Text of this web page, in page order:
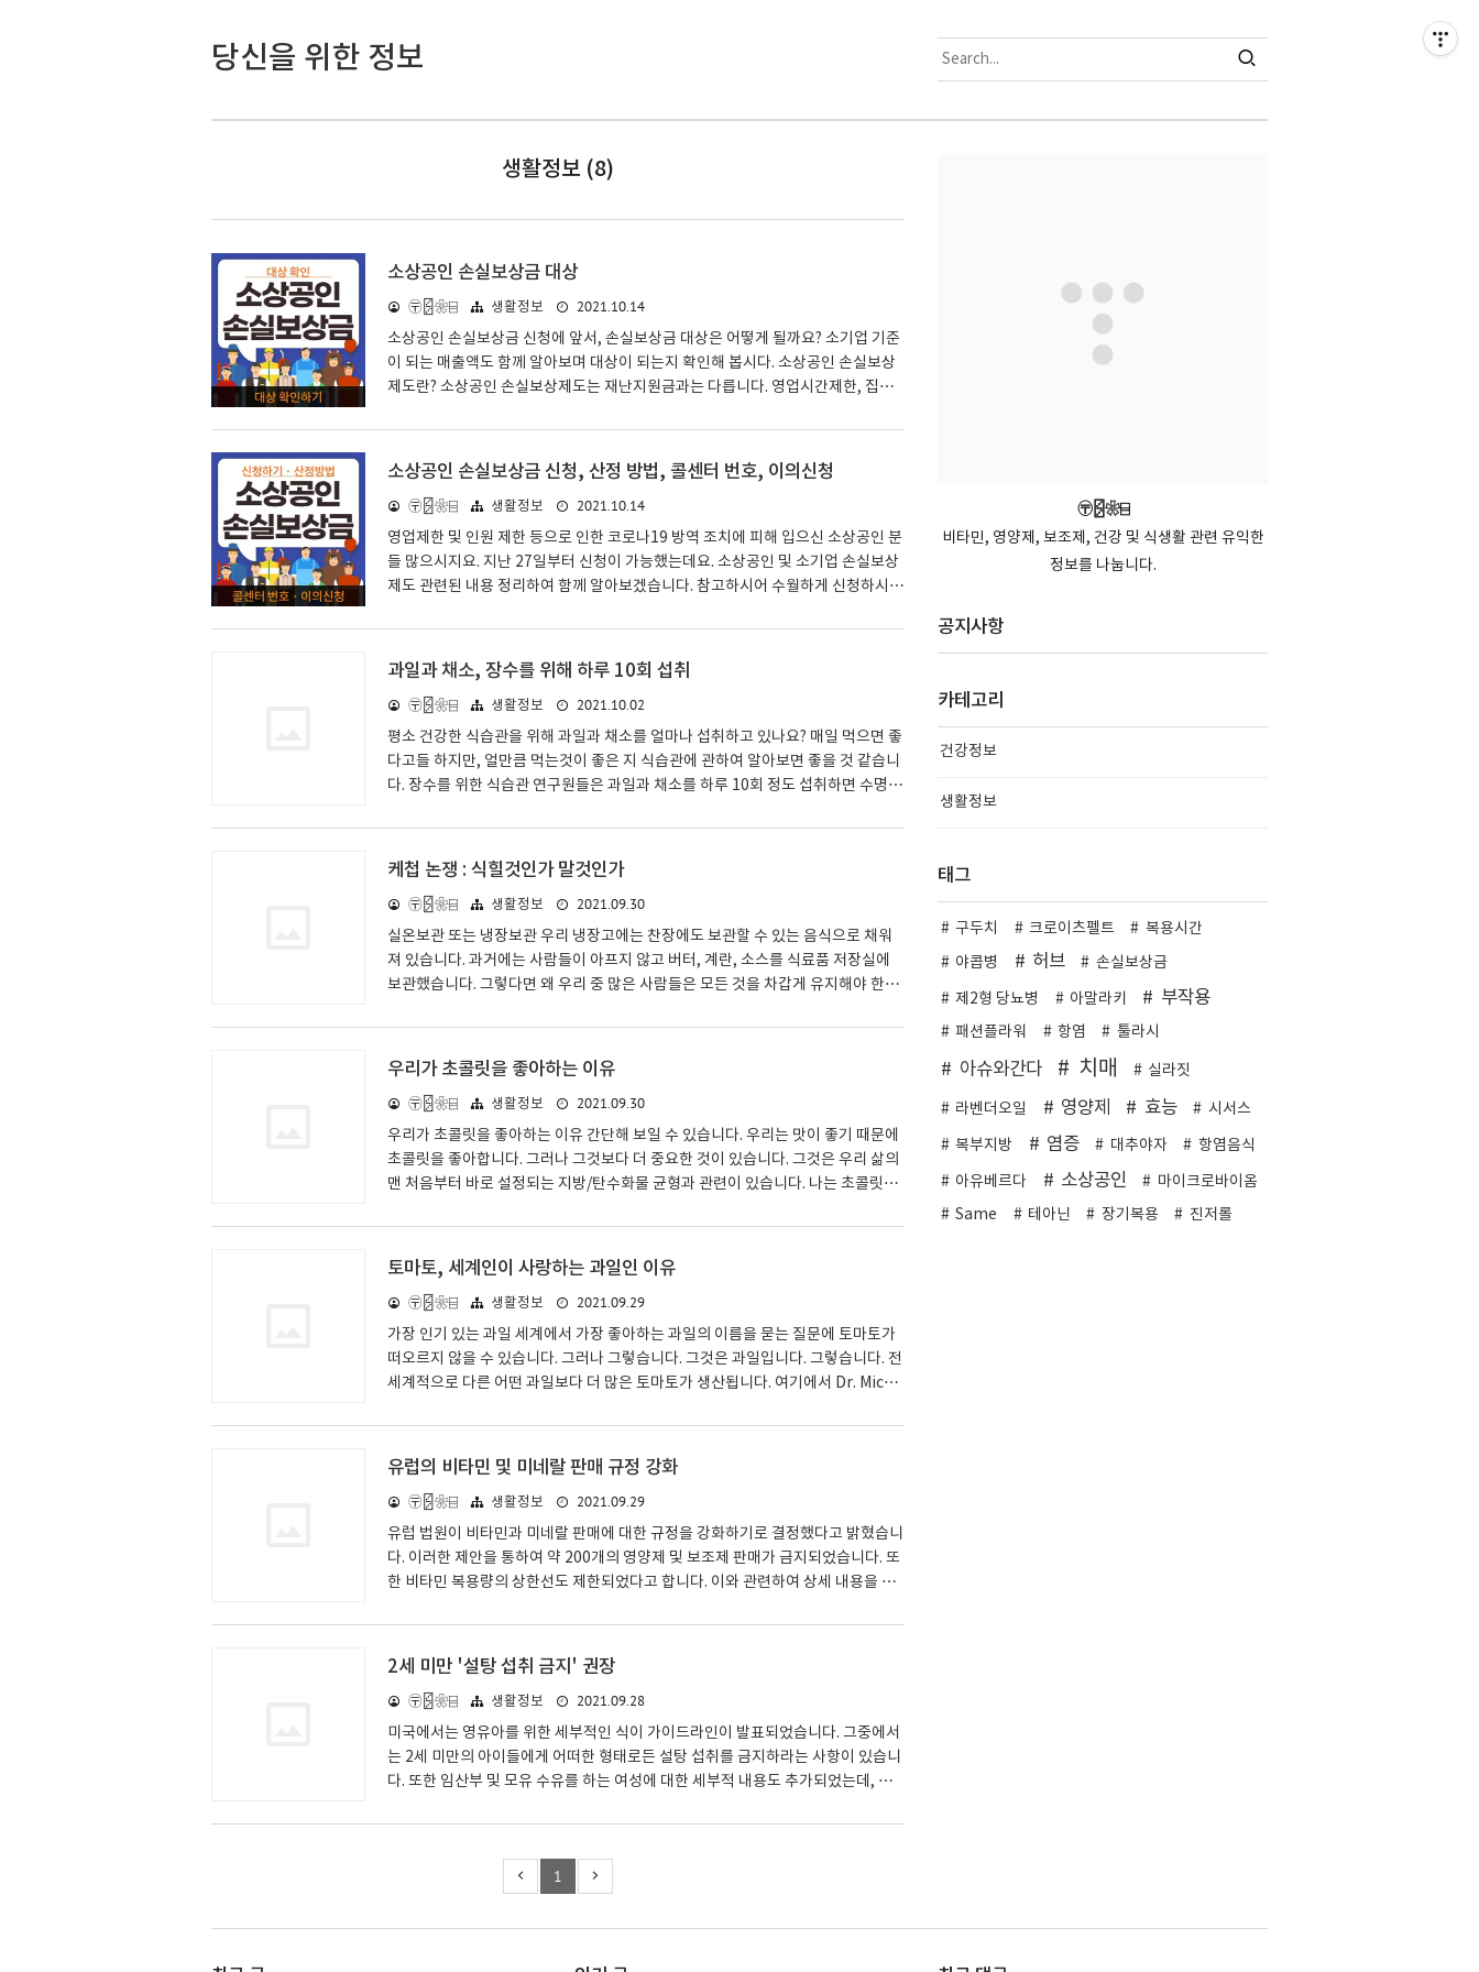
당신을 위한 정보
생활정보 (8)
소상공인 손실보상금 대상
〶🁻❀⌸ 생활정보
2021.10.14
소상공인 손실보상금 신청에 앞서, 손실보상금 대상은 어떻게 될까요? 소기업 기준
이 되는 매출액도 함께 알아보며 대상이 되는지 확인해 봅시다. 소상공인 손실보상
제도란? 소상공인 손실보상제도는 재난지원금과는 다릅니다. 영업시간제한, 집합
비례한 맞춤형 보상금이 지원됩니다. 소상공인 손실보상 대상은? 소상공인 손실보
상의 대상은 아래와 같습니다. > 2021년 7월 7일부터 9월 30일 동안 '영업시간 제
한 방역조치 및 집합 금지'를 이행한 경우 경영적으로 손실이 심각하게 발생한 '소기
업' 방역조치별 대상시설은? > 집합 금지 대상시설 (사회적 거리두기 2~3단계 시 영
업시간 제한) 각종 주점 및 클럽, 나이트, 무도장, 게임장 등 ..
소상공인 손실보상금 신청, 산정 방법, 콜센터 번호, 이의신청
〶🁻❀⌸ 생활정보
2021.10.14
영업제한 및 인원 제한 등으로 인한 코로나19 방역 조치에 피해 입으신 소상공인 분
들 많으시지요. 지난 27일부터 신청이 가능했는데요. 소상공인 및 소기업 손실보상
제도 관련된 내용 정리하여 함께 알아보겠습니다. 참고하시어 수월하게 신청하시면
확인해보셔요. 우리 사업장도 소상공인 손실보상금 대상일까? 소상공인 손실보상
금 대상 소상공인 손실보상금 신청에 앞서, 손실보상금 대상은 어떻게 될까요? 소기
업 기준이 되는 매출액도 함께 알아보며 대상이 되는지 확인해 봅시다. 소상공인 손
실보상제도란? 소상공인 손실보상 terrie.tistory.com (1) 신속 보상 온라인 신청
은 10월 27일부터 손실보상 누리집 (소상공인 손실보상...
과일과 채소, 장수를 위해 하루 10회 섭취
〶🁻❀⌸ 생활정보
2021.10.02
평소 건강한 식습관을 위해 과일과 채소를 얼마나 섭취하고 있나요? 매일 먹으면 좋
다고들 하지만, 얼만큼 먹는것이 좋은 지 식습관에 관하여 알아보면 좋을 것 같습니
다. 장수를 위한 식습관 연구원들은 과일과 채소를 하루 10회 정도 섭취하면 수명이
n)의 연구에서는 이러한 식습관이 매년 780만 명의 조기 사망을 예방할 수 있다고
계산했습니다. 팀은 또한 암과 심장병의 위험을 줄이는 특정 과일과 채소를 식별했
습니다. 분석에 따르면 소량으로도 건강에 도움이 되지만 많을수록 좋습니다. 1인분
은 과일 또는 채소 80g으로 계산됩니다. 이는 작은 바나나, 배 또는 시금치 또는 완
두콩 3 테이블스푼에 해당합니다. 결론은 20..
케첩 논쟁 : 식힐것인가 말것인가
〶🁻❀⌸ 생활정보
2021.09.30
실온보관 또는 냉장보관 우리 냉장고에는 찬장에도 보관할 수 있는 음식으로 채워
져 있습니다. 과거에는 사람들이 아프지 않고 버터, 계란, 소스를 식료품 저장실에
보관했습니다. 그렇다면 왜 우리 중 많은 사람들은 모든 것을 차갑게 유지해야 한다
기 시작했습니다. Asda가 2,600명을 대상으로 실시한 설문조사에서는 케첩이 찬
장에 보관되어 있다고 답한 비율이 54%, 냉장고에 보관했다고 답한 비율이 46%
로 엇갈렸습니다. 일부 쇼핑객은 소셜 미디어를 통해 상점의 어느 부분으로 향할지
를 말했습니다. 그러나 BBC Two의 Back In Time For Dinner의 음식 역사가인
Polly Russell은 현대의 음식을 차갑게 식히..
우리가 초콜릿을 좋아하는 이유
〶🁻❀⌸ 생활정보
2021.09.30
우리가 초콜릿을 좋아하는 이유 간단해 보일 수 있습니다. 우리는 맛이 좋기 때문에
초콜릿을 좋아합니다. 그러나 그것보다 더 중요한 것이 있습니다. 그것은 우리 삶의
맨 처음부터 바로 설정되는 지방/탄수화물 균형과 관련이 있습니다. 나는 초콜릿을
정사각형, 또는 몇 개라도 결코 충분하지 않습니다. 우리 가족은 초콜릿을 우리 집에
가져오면 숨겨야 한다는 것을 알고 있습니다. 그렇다면 우리 중 많은 사람들이 거부
할 수 없는 음식은 무엇일까요? 그리고 초콜릿은 우리가 단순히 "아니오"라고 말할
수 없는 다른 음식과 어떤 특징을 공유합니까? 식품 과학에 관한 새로운 시리즈의
일환으로 식물학자 James Wong과 답을 찾아갔습니다..
토마토, 세계인이 사랑하는 과일인 이유
〶🁻❀⌸ 생활정보
2021.09.29
가장 인기 있는 과일 세계에서 가장 좋아하는 과일의 이름을 묻는 질문에 토마토가
떠오르지 않을 수 있습니다. 그러나 그렇습니다. 그것은 과일입니다. 그렇습니다. 전
세계적으로 다른 어떤 과일보다 더 많은 토마토가 생산됩니다. 여기에서 Dr. Micha
보다 더 많은 국가에서 먹힌다는 이유로 세계에서 가장 인기 있는 과일이라고 주장
합니다. 아시아에서 아메리카에 이르기까지 사람들은 달콤한 디저트뿐만 아니라 처
트니, 아이스크림, 심지어 시리얼까지 열성적으로 소비합니다. 매년 4,300만 톤 이
상의 망고가 재배되는 인도와 중국과 같은 국가에서는 확실히 인기가 높습니다. 그
러나 전 세계적인 생산 측면에서 인기를 측정하면 사과와 바..
유럽의 비타민 및 미네랄 판매 규정 강화
〶🁻❀⌸ 생활정보
2021.09.29
유럽 법원이 비타민과 미네랄 판매에 대한 규정을 강화하기로 결정했다고 밝혔습니
다. 이러한 제안을 통하여 약 200개의 영양제 및 보조제 판매가 금지되었습니다. 또
한 비타민 복용량의 상한선도 제한되었다고 합니다. 이와 관련하여 상세 내용을 알
비타민과 미네랄이 조절되기를 원했습니다. 그러나 반대하는 측군들은 새로운 규정
이 불필요하게 제한적이며 소비자의 선택을 거부할 것이라고 주장했습니다. 그동안
비타민 및 미네랄 보조제들은 완벽하게 안전하며 수십 년 동안 판매되어 왔다는 입
장인 것입니다. EU 식품 보조 식품 지침에 따라, 보조 식품에는 승인된 목록에서 가
져온 비타민과 미네랄만 포함될 수 있다고 합니다. 현재 승인 목록에 없는 ..
2세 미만 '설탕 섭취 금지' 권장
〶🁻❀⌸ 생활정보
2021.09.28
미국에서는 영유아를 위한 세부적인 식이 가이드라인이 발표되었습니다. 그중에서
는 2세 미만의 아이들에게 어떠한 형태로든 설탕 섭취를 금지하라는 사항이 있습니
다. 또한 임산부 및 모유 수유를 하는 여성에 대한 세부적 내용도 추가되었는데, 세
일 동안에 노출되는 영양 종류들은 장기적인 건강에 큰 기여를 합니다. 뿐만 아니라
하는 데 영향을 미칩니다. 인생의 초기 단계에서 적절한 영양에 대한 중요성이 증가
를 대상도 포함하도록 확장했다고 전해집니다. 특히나 만 2세 전까지는 초콜..
1
〶🁻❀⌸
비타민, 영양제, 보조제, 건강 및 식생활 관련 유익한
정보를 나눕니다.
공지사항
카테고리
건강정보
생활정보
태그
구두치 크로이츠펠트
복용시간
야콥병
허브 손실보상금
제2형 당뇨병 아말라키 부작용
패션플라워 항염 툴라시
아슈와간다 치매 실라짓
라벤더오일 영양제 효능 시서스
복부지방 염증 대추야자 항염음식
아유베르다 소상공인
마이크로바이옴
Same
테아닌 장기복용 진저롤